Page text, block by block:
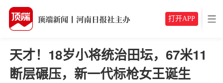
打开APP
天才！18岁小将统治田坛，67米11
断层碾压，新一代标枪女王诞生